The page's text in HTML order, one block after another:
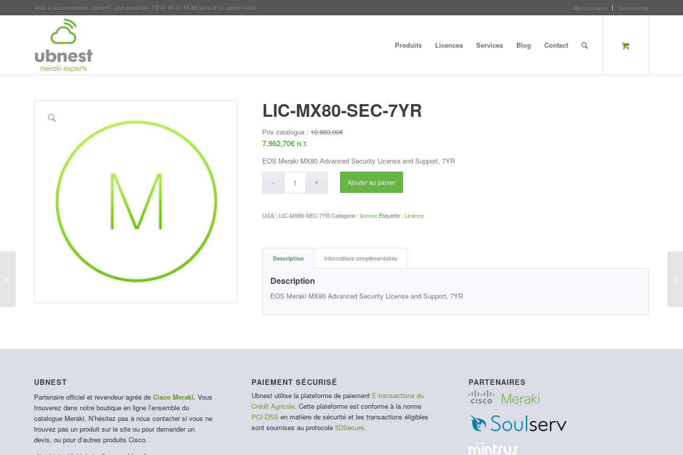
Mon compte Commande
Aide à la commande, conseil, une question ?✆ 01 84 21 85 89 (prix d'un appel local)
Produits Licences Services Blog Contact
LIC-MX80-SEC-7YR
Prix catalogue :10.983,00€
7.962,70€ H.T.
EOS Meraki MX80 Advanced Security License and Support, 7YR
Ajouter au panier
UGS : LIC-MX80-SEC-7YR Catégorie :licence Étiquette : Licence
Description Informations complémentaires
Description
EOS Meraki MX80 Advanced Security License and Support, 7YR
UBNEST
Partenaire officiel et revendeur agréé de Cisco Meraki. Vous
trouverez dans notre boutique en ligne l’ensemble du
catalogue Meraki. N’hésitez pas à nous contacter si vous ne
trouvez pas un produit sur le site ou pour demander un
devis, ou pour d’autres produits Cisco.
PAIEMENT SÉCURISÉ
Ubnest utilise la plateforme de paiement E-transactions du
Crédit Agricole. Cette plateforme est conforme à la norme
PCI-DSS en matière de sécurité et les transactions éligibles
sont soumises au protocole 3DSecure.
PARTENAIRES